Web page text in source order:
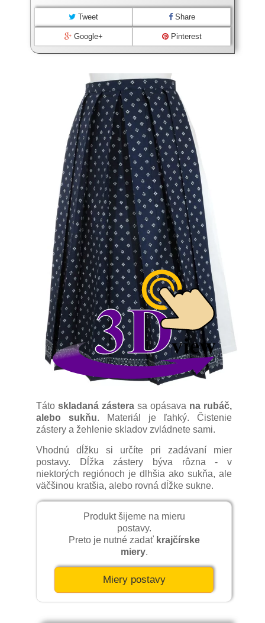
Tweet Share
Google+ Pinterest
Táto skladaná zástera sa opásava na rubáč,
alebo sukňu. Materiál je ľahký. Čistenie
zástery a žehlenie skladov zvládnete sami.
Vhodnú dĺžku si určíte pri zadávaní mier
postavy. Dĺžka zástery býva rôzna - v
niektorých regiónoch je dlhšia ako sukňa, ale
väčšinou kratšia, alebo rovná dĺžke sukne.
Produkt šijeme na mieru
postavy.
Preto je nutné zadať krajčírske
miery.
Miery postavy